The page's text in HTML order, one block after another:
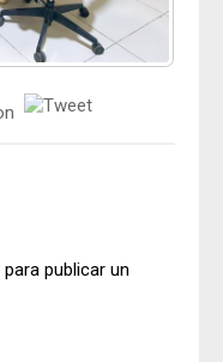
para publicar un